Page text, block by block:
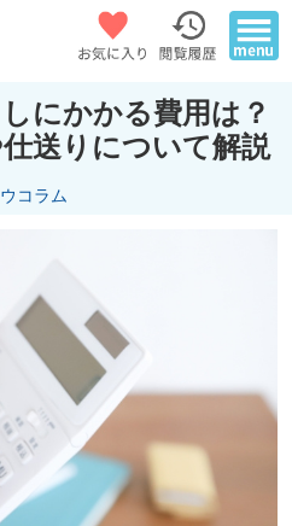
にかかる費用は？
送りについて解説
コラム